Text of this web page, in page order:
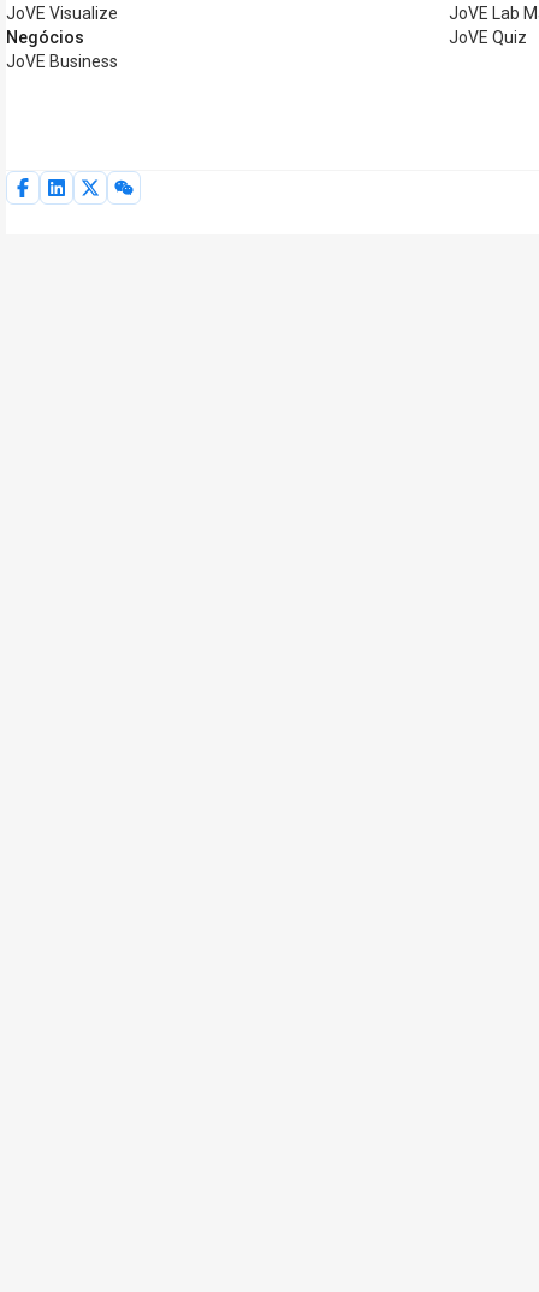
JoVE Visualize
Negócios
JoVE Business
JoVE Lab
JoVE Quiz